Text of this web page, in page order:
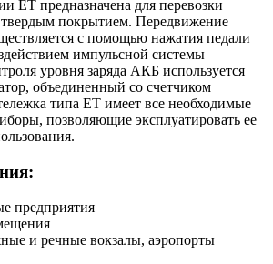
ЕТ предназначена для перевозки
твердым покрытием. Передвижение
с помощью нажатия педали
импульсной системы
уровня заряда АКБ используется
объединенный со счетчиком
типа ЕТ имеет все необходимые
позволяющие эксплуатировать ее
предприятия
и речные вокзалы, аэропорты